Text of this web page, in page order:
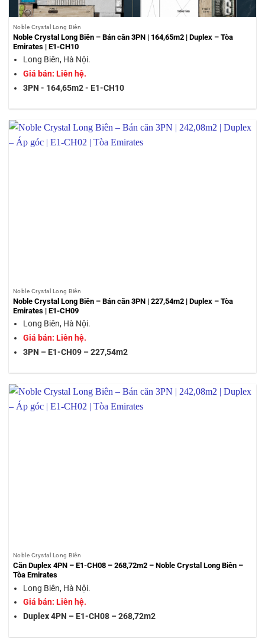
Noble Crystal Long Biên
Noble Crystal Long Biên – Bán căn 3PN | 164,65m2 | Duplex – Tòa
Emirates | E1-CH10
Long Biên, Hà Nội.
Giá bán: Liên hệ.
3PN - 164,65m2 - E1-CH10
Noble Crystal Long Biên
Noble Crystal Long Biên – Bán căn 3PN | 227,54m2 | Duplex – Tòa
Emirates | E1-CH09
Long Biên, Hà Nội.
Giá bán: Liên hệ.
3PN – E1-CH09 – 227,54m2
Noble Crystal Long Biên
Căn Duplex 4PN – E1-CH08 – 268,72m2 – Noble Crystal Long Biên –
Tòa Emirates
Long Biên, Hà Nội.
Giá bán: Liên hệ.
Duplex 4PN – E1-CH08 – 268,72m2